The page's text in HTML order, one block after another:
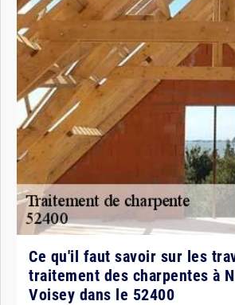
Ce qu'il faut savoir sur les
traitement des charpentes à
Voisey dans le 52400